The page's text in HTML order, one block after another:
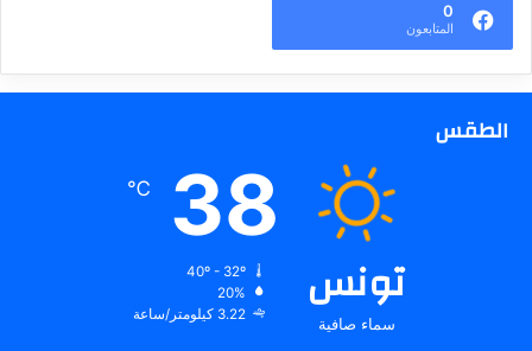
0
المتابعون
الطقس
تونس
سماء صافية
38
℃
20%
3.22 كيلومتر/ساعة